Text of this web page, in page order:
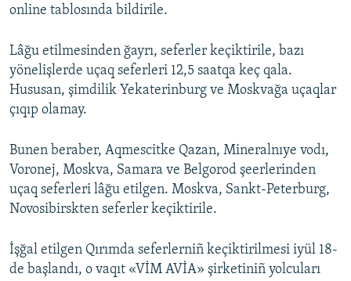
online tablosında bildirile.
Lâğu etilmesinden ğayrı, seferler keçiktirile, bazı
yönelişlerde uçaq seferleri 12,5 saatqa keç qala.
Hususan, şimdilik Yekaterinburg ve Moskvağa uçaqlar
çıqıp olamay.
Bunen beraber, Aqmescitke Qazan, Mineralnıye vodı,
Voronej, Moskva, Samara ve Belgorod şeerlerinden
uçaq seferleri lâğu etilgen. Moskva, Sankt-Peterburg,
Novosibirskten seferler keçiktirile.
İşğal etilgen Qırımda seferlerniñ keçiktirilmesi iyül 18-
de başlandı, o vaqıt «VİM AVİA» şirketiniñ yolcuları